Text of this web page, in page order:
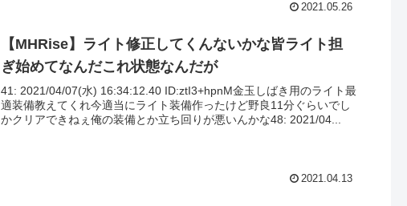
2021.05.26
【MHRise】ライト修正してくんないかな皆ライト担
ぎ始めてなんだこれ状態なんだが
41: 2021/04/07(水) 16:34:12.40 ID:ztI3+hpnM金玉しばき用のライト最
適装備教えてくれ今適当にライト装備作ったけど野良11分ぐらいでし
かクリアできねぇ俺の装備とか立ち回りが悪いんかな48: 2021/04...
2021.04.13